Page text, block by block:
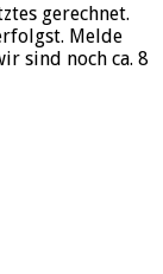
gerechnet.
Melde
sind noch ca. 8